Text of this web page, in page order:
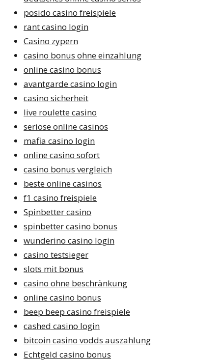
posido casino freispiele
rant casino login
Casino zypern
casino bonus ohne einzahlung
online casino bonus
avantgarde casino login
casino sicherheit
live roulette casino
seriöse online casinos
mafia casino login
online casino sofort
casino bonus vergleich
beste online casinos
f1 casino freispiele
Spinbetter casino
spinbetter casino bonus
wunderino casino login
casino testsieger
slots mit bonus
casino ohne beschränkung
online casino bonus
beep beep casino freispiele
cashed casino login
bitcoin casino vodds auszahlung
Echtgeld casino bonus